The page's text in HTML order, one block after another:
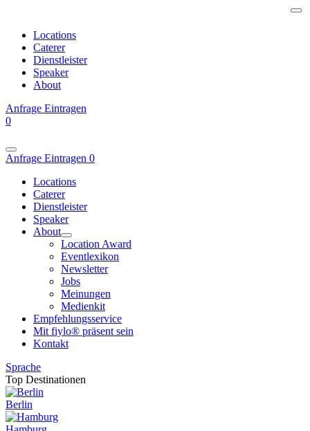
Locations
Caterer
Dienstleister
Speaker
About
Anfrage Eintragen
0
Anfrage Eintragen 0
Locations
Caterer
Dienstleister
Speaker
About
Location Award
Eventlexikon
Newsletter
Jobs
Meinungen
Medienkit
Empfehlungsservice
Mit fiylo® präsent sein
Kontakt
Sprache
Top Destinationen
Berlin